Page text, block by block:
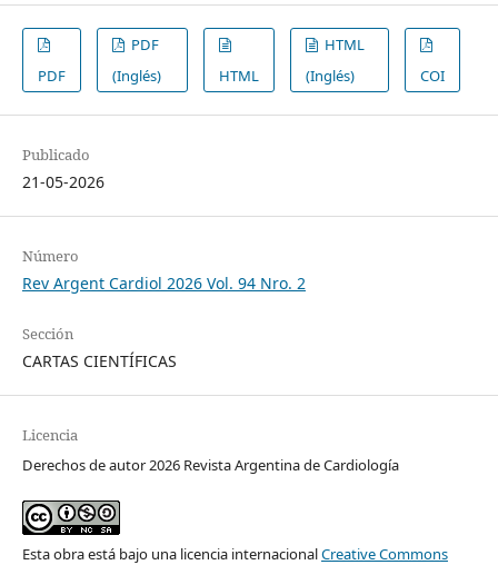
PDF
PDF
(Inglés)
HTML
HTML
(Inglés)
COI
Publicado
21-05-2026
Número
Rev Argent Cardiol 2026 Vol. 94 Nro. 2
Sección
CARTAS CIENTÍFICAS
Licencia
Derechos de autor 2026 Revista Argentina de Cardiología
Esta obra está bajo una licencia internacionalCreative Commons